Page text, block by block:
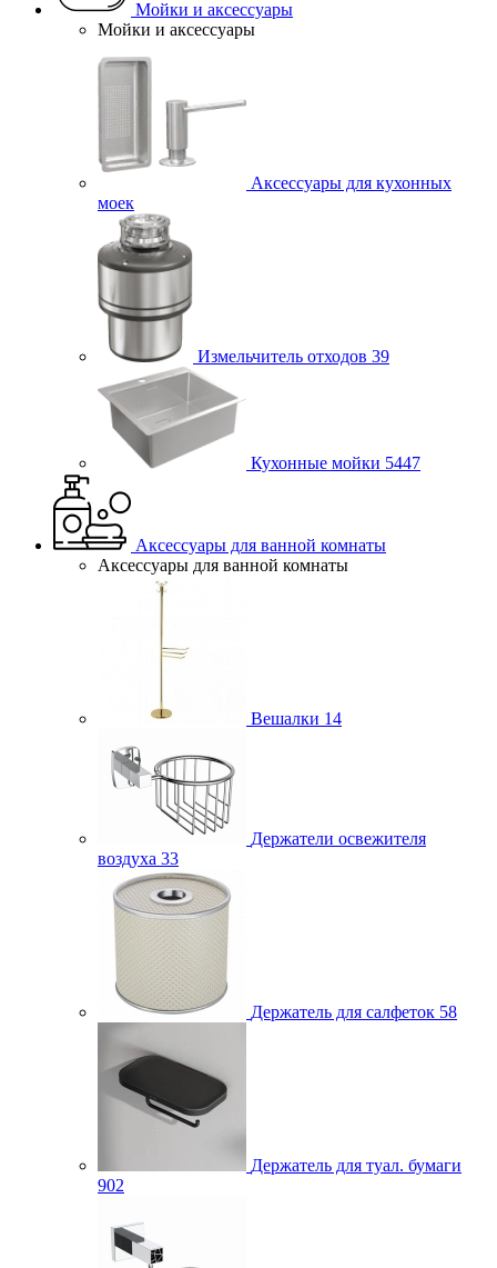
Мойки и аксессуары
Мойки и аксессуары
Аксессуары для кухонных
моек
Измельчитель отходов 39
Кухонные мойки 5447
Аксессуары для ванной комнаты
Аксессуары для ванной комнаты
Вешалки 14
Держатели освежителя
воздуха 33
Держатель для салфеток 58
Держатель для туал. бумаги
902